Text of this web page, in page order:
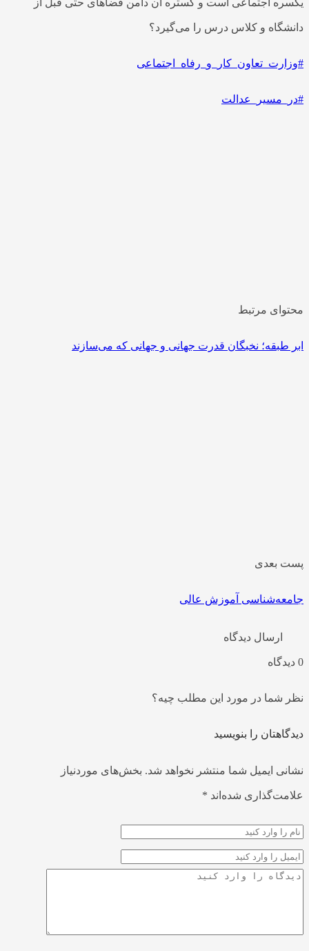
یکسره اجتماعی است و گستره آن دامن فضاهای حتی قبل از
دانشگاه و کلاس درس را می‌گیرد؟
#وزارت_تعاون_کار_و_رفاه_اجتماعی
#در_مسیر_عدالت
محتوای مرتبط
ابر طبقه؛ نخبگان قدرت جهانی و جهانی که می‌سازند
پست بعدی
جامعه‌شناسی آموزش عالی
ارسال دیدگاه
0 دیدگاه
نظر شما در مورد این مطلب چیه؟
دیدگاهتان را بنویسید
نشانی ایمیل شما منتشر نخواهد شد. بخش‌های موردنیاز
علامت‌گذاری شده‌اند *